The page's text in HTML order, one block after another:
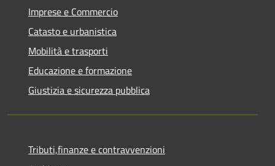
Imprese e Commercio
Catasto e urbanistica
Mobilità e trasporti
Educazione e formazione
Giustizia e sicurezza pubblica
Tributi,finanze e contravvenzioni